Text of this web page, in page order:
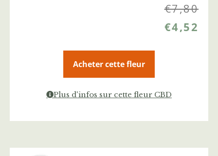
€7,80
€4,52
Acheter cette fleur
Plus d'infos sur cette fleur CBD